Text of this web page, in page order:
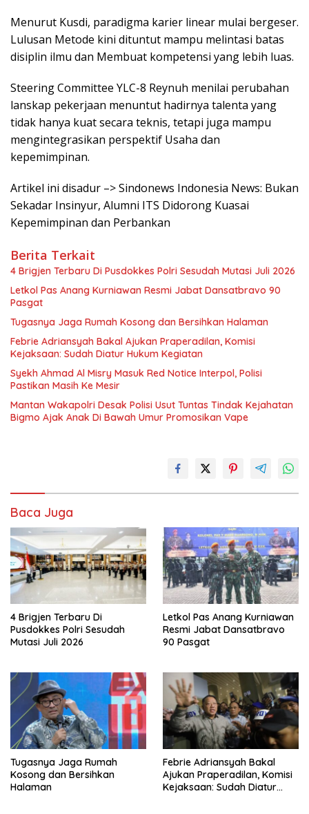
Menurut Kusdi, paradigma karier linear mulai bergeser.
Lulusan Metode kini dituntut mampu melintasi batas
disiplin ilmu dan Membuat kompetensi yang lebih luas.
Steering Committee YLC-8 Reynuh menilai perubahan
lanskap pekerjaan menuntut hadirnya talenta yang
tidak hanya kuat secara teknis, tetapi juga mampu
mengintegrasikan perspektif Usaha dan
kepemimpinan.
Artikel ini disadur –> Sindonews Indonesia News: Bukan
Sekadar Insinyur, Alumni ITS Didorong Kuasai
Kepemimpinan dan Perbankan
Berita Terkait
4 Brigjen Terbaru Di Pusdokkes Polri Sesudah Mutasi Juli 2026
Letkol Pas Anang Kurniawan Resmi Jabat Dansatbravo 90
Pasgat
Tugasnya Jaga Rumah Kosong dan Bersihkan Halaman
Febrie Adriansyah Bakal Ajukan Praperadilan, Komisi
Kejaksaan: Sudah Diatur Hukum Kegiatan
Syekh Ahmad Al Misry Masuk Red Notice Interpol, Polisi
Pastikan Masih Ke Mesir
Mantan Wakapolri Desak Polisi Usut Tuntas Tindak Kejahatan
Bigmo Ajak Anak Di Bawah Umur Promosikan Vape
Baca Juga
4 Brigjen Terbaru Di
Pusdokkes Polri Sesudah
Mutasi Juli 2026
Letkol Pas Anang Kurniawan
Resmi Jabat Dansatbravo
90 Pasgat
Tugasnya Jaga Rumah
Kosong dan Bersihkan
Halaman
Febrie Adriansyah Bakal
Ajukan Praperadilan, Komisi
Kejaksaan: Sudah Diatur